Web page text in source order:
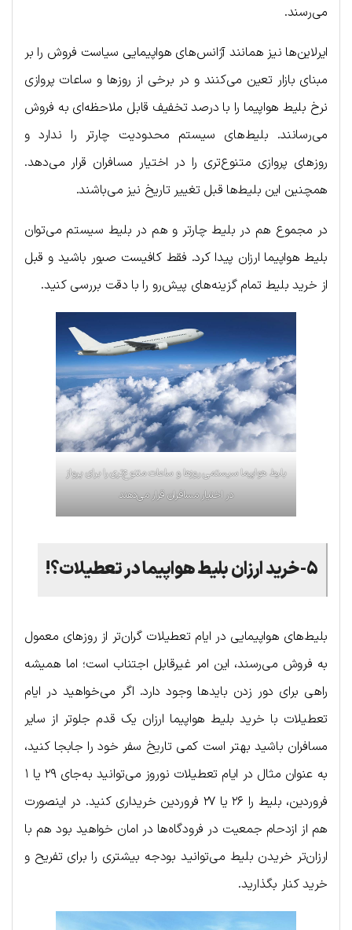
می‌رسند.
ایرلاین‌ها نیز همانند آژانس‌های هواپیمایی سیاست فروش را بر
مبنای بازار تعین می‌کنند و در برخی از روزها و ساعات پروازی
نرخ بلیط هواپیما را با درصد تخفیف قابل ملاحظه‌ای به فروش
می‌رسانند. بلیط‌های سیستم محدودیت چارتر را ندارد و
روزهای پروازی متنوع‌تری را در اختیار مسافران قرار می‌دهد.
همچنین این بلیط‌ها قبل تغییر تاریخ نیز می‌باشند.
در مجموع هم در بلیط چارتر و هم در بلیط سیستم می‌توان
بلیط هواپیما ارزان پیدا کرد. فقط کافیست صبور باشید و قبل
از خرید بلیط تمام گزینه‌های پیش‌رو را با دقت بررسی کنید.
بلیط هواپیما سیستمی روزها و ساعات متنوع‌تری را برای پرواز
در اختیار مسافران قرار می‌دهند
۵-خرید ارزان بلیط هواپیما در تعطیلات؟!
بلیط‌های هواپیمایی در ایام تعطیلات گران‌تر از روزهای معمول
به فروش می‌رسند، این امر غیرقابل اجتناب است؛ اما همیشه
راهی برای دور زدن بایدها وجود دارد. اگر می‌خواهید در ایام
تعطیلات با خرید بلیط هواپیما ارزان یک قدم جلوتر از سایر
مسافران باشید بهتر است کمی تاریخ سفر خود را جابجا کنید،
به عنوان مثال در ایام تعطیلات نوروز می‌توانید به‌جای ۲۹ یا ۱
فروردین، بلیط را ۲۶ یا ۲۷ فروردین خریداری کنید. در اینصورت
هم از ازدحام جمعیت در فرودگاه‌ها در امان خواهید بود هم با
ارزان‌تر خریدن بلیط می‌توانید بودجه بیشتری را برای تفریح و
خرید کنار بگذارید.